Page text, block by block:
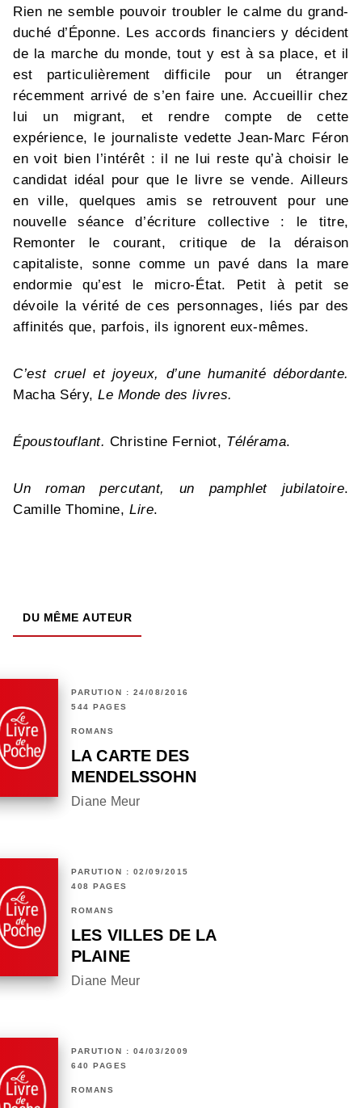
Rien ne semble pouvoir troubler le calme du grand-
duché d’Éponne. Les accords financiers y décident
de la marche du monde, tout y est à sa place, et il
est particulièrement difficile pour un étranger
récemment arrivé de s’en faire une. Accueillir chez
lui un migrant, et rendre compte de cette
expérience, le journaliste vedette Jean-Marc Féron
en voit bien l’intérêt : il ne lui reste qu’à choisir le
candidat idéal pour que le livre se vende. Ailleurs
en ville, quelques amis se retrouvent pour une
nouvelle séance d’écriture collective : le titre,
Remonter le courant, critique de la déraison
capitaliste, sonne comme un pavé dans la mare
endormie qu’est le micro-État. Petit à petit se
dévoile la vérité de ces personnages, liés par des
affinités que, parfois, ils ignorent eux-mêmes.
C’est cruel et joyeux, d’une humanité débordante.
Macha Séry,Le Monde des livres.
Époustouflant. Christine Ferniot, Télérama.
Un roman percutant, un pamphlet jubilatoire.
Camille Thomine,Lire.
DU MÊME AUTEUR
PARUTION : 24/08/2016
544 PAGES
ROMANS
LA CARTE DES
MENDELSSOHN
Diane Meur
PARUTION : 02/09/2015
408 PAGES
ROMANS
LES VILLES DE LA
PLAINE
Diane Meur
PARUTION : 04/03/2009
640 PAGES
ROMANS